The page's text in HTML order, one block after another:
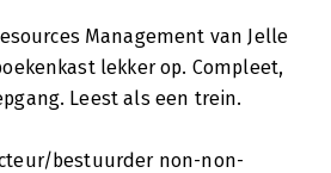
Management van Jelle
lekker op. Compleet,
Leest als een trein.
bestuurder non-non-